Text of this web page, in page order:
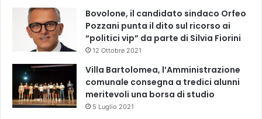
Bovolone, il candidato sindaco Orfeo
Pozzani punta il dito sul ricorso ai
“politici vip” da parte di Silvia Fiorini
12 Ottobre 2021
Villa Bartolomea, l’Amministrazione
comunale consegna a tredici alunni
meritevoli una borsa di studio
5 Luglio 2021